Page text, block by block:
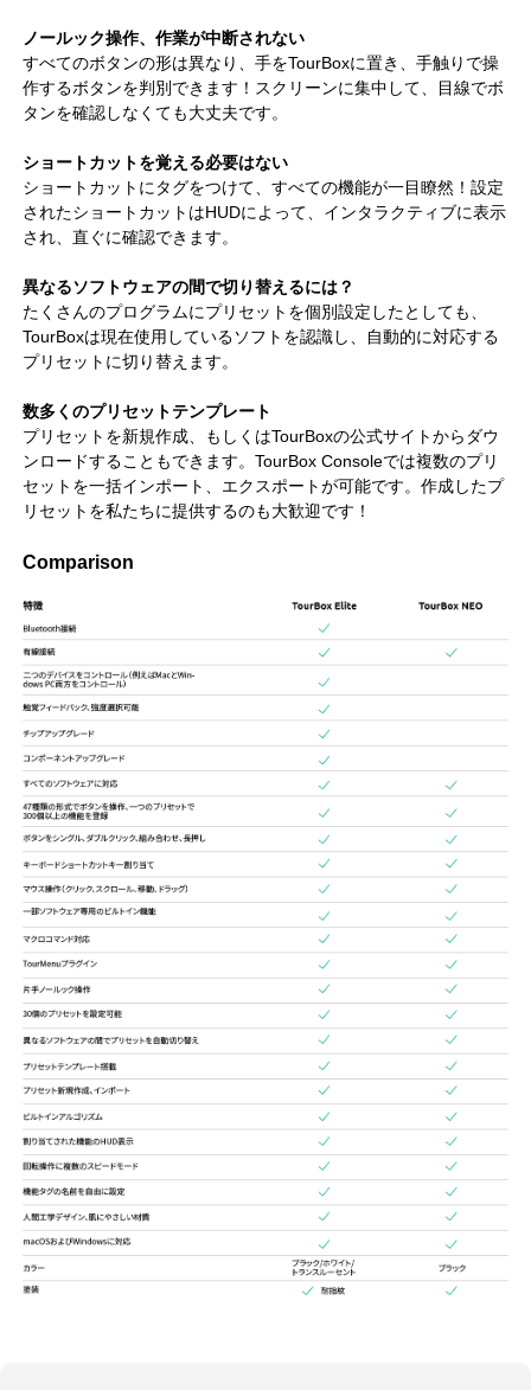
ノールック操作、作業が中断されない
すべてのボタンの形は異なり、手をTourBoxに置き、手触りで操
作するボタンを判別できます！スクリーンに集中して、目線でボ
タンを確認しなくても大丈夫です。
ショートカットを覚える必要はない
ショートカットにタグをつけて、すべての機能が一目瞭然！設定
されたショートカットはHUDによって、インタラクティブに表示
され、直ぐに確認できます。
異なるソフトウェアの間で切り替えるには？
たくさんのプログラムにプリセットを個別設定したとしても、
TourBoxは現在使用しているソフトを認識し、自動的に対応する
プリセットに切り替えます。
数多くのプリセットテンプレート
プリセットを新規作成、もしくはTourBoxの公式サイトからダウ
ンロードすることもできます。TourBox Consoleでは複数のプリ
セットを一括インポート、エクスポートが可能です。作成したプ
リセットを私たちに提供するのも大歓迎です！
Comparison